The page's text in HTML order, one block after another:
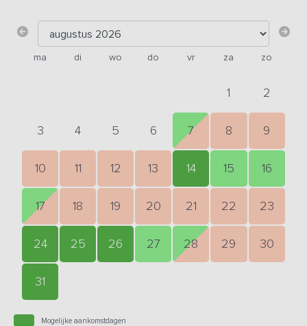
ma di wo do vr za zo
1 2
3 4 5 6 7 8 9
10 11 12 13 14 15 16
17 18 19 20 21 22 23
24 25 26 27 28 29 30
31
Mogelijke aankomstdagen